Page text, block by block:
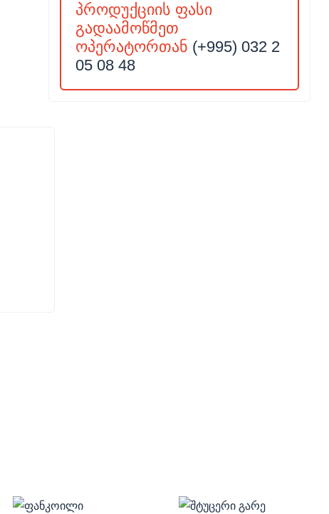
პროდუქციის ფასი
გადაამოწმეთ
ოპერატორთან (+995) 032 2
05 08 48